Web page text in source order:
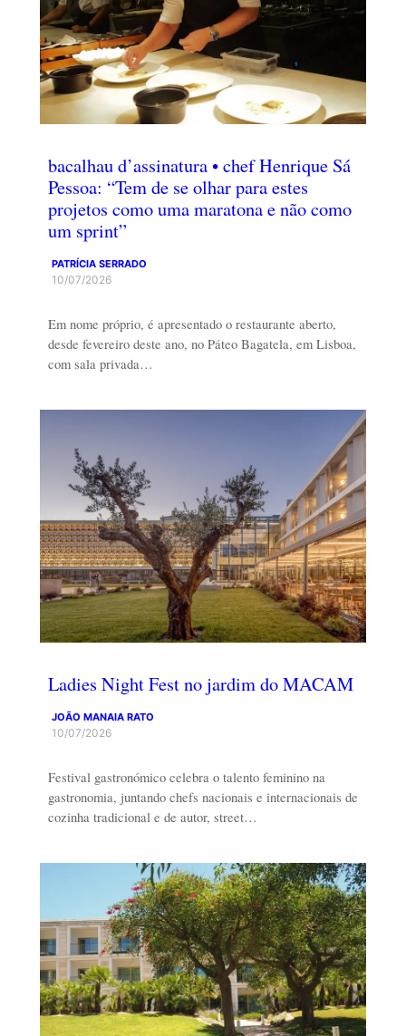
bacalhau d’assinatura • chef Henrique Sá
Pessoa: “Tem de se olhar para estes
projetos como uma maratona e não como
um sprint”
PATRÍCIA SERRADO
10/07/2026
Em nome próprio, é apresentado o restaurante aberto,
desde fevereiro deste ano, no Páteo Bagatela, em Lisboa,
com sala privada…
Ladies Night Fest no jardim do MACAM
JOÃO MANAIA RATO
10/07/2026
Festival gastronómico celebra o talento feminino na
gastronomia, juntando chefs nacionais e internacionais de
cozinha tradicional e de autor, street…